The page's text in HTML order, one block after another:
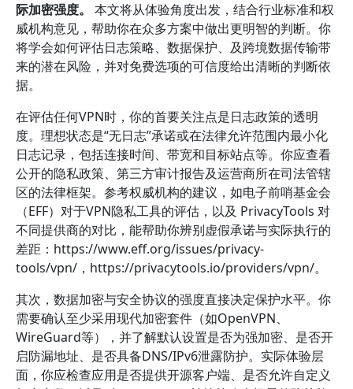
际加密强度。
本文将从体验角度出发，结合行业标准和权
威机构意见，帮助你在众多方案中做出更明智的判断。你
将学会如何评估日志策略、数据保护、及跨境数据传输带
来的潜在风险，并对免费选项的可信度给出清晰的判断依
据。
在评估任何VPN时，你的首要关注点是日志政策的透明
度。理想状态是“无日志”承诺或在法律允许范围内最小化
日志记录，包括连接时间、带宽和目标站点等。你应查看
公开的隐私政策、第三方审计报告及运营商所在司法管辖
区的法律框架。参考权威机构的建议，如电子前哨基金会
（EFF）对于VPN隐私工具的评估，以及 PrivacyTools 对
不同提供商的对比，能帮助你辨别虚假承诺与实际执行的
差距：https://www.eff.org/issues/privacy-
tools/vpn/，https://privacytools.io/providers/vpn/。
其次，数据加密与安全协议的强度直接决定保护水平。你
需要确认至少采用现代加密套件（如OpenVPN、
WireGuard等），并了解默认设置是否为强加密、是否开
启防漏地址、是否具备DNS/IPv6泄露防护。实际体验层
面，你应检查应用是否提供开源客户端、是否允许自定义